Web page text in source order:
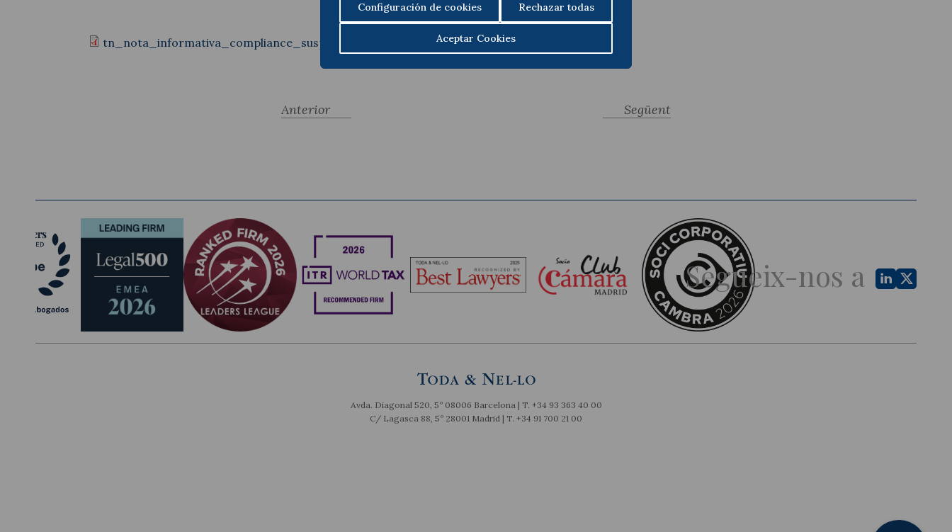
Configuración de cookies Rechazar todas
Aceptar Cookies
tn_nota_informativa_compliance_suspension_obligaciones_informacion_sostenibilidad
Següent
Anterior
Segueix-nos a
Avda. Diagonal 520, 5º 08006 Barcelona | T. +34 93 363 40 00
C/ Lagasca 88, 5º 28001 Madrid | T. +34 91 700 21 00